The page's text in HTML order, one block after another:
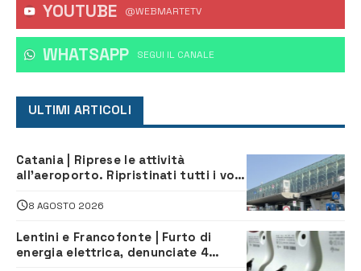
YOUTUBE @WEBMARTETV
WHATSAPP ‎SEGUI IL CANALE
ULTIMI ARTICOLI
Catania | Riprese le attività
all’aeroporto. Ripristinati tutti i voli
8 AGOSTO 2026
Lentini e Francofonte | Furto di
energia elettrica, denunciate 4